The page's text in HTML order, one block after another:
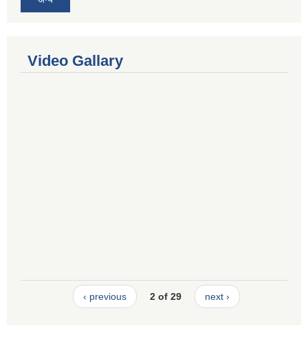
Video Gallary
‹ previous 2 of 29 next ›